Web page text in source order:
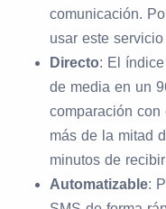
comunicación.
usar este
Directo: El
de media en un
comparación con
más de la mitad
minutos de
Automatizable: